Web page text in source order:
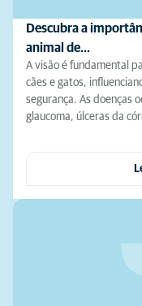
Descubra a
animal de…
A visão é fundamental
cães e gatos,
segurança. As doenças
glaucoma, úlceras da